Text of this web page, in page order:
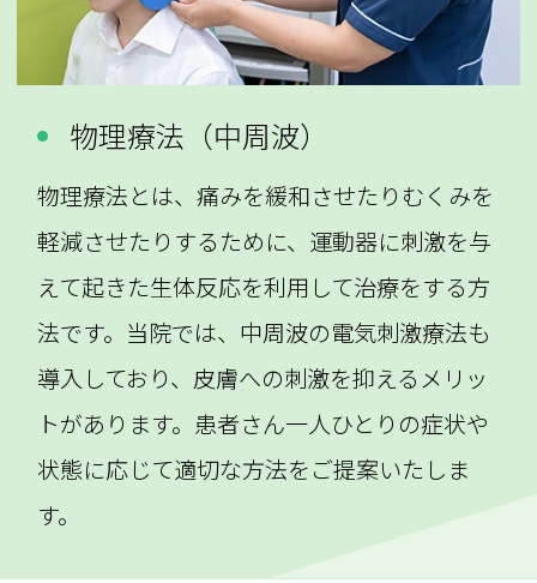
物理療法（中周波）
物理療法とは、痛みを緩和させたりむくみを
軽減させたりするために、運動器に刺激を与
えて起きた生体反応を利用して治療をする方
法です。当院では、中周波の電気刺激療法も
導入しており、皮膚への刺激を抑えるメリッ
トがあります。患者さん一人ひとりの症状や
状態に応じて適切な方法をご提案いたしま
す。